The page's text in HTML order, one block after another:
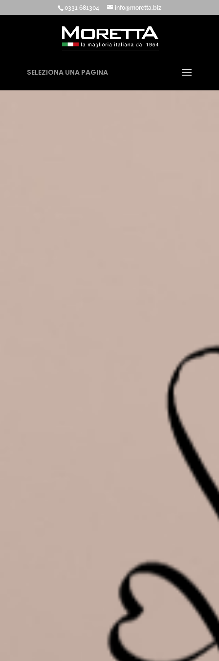
0331 681304 info@moretta.biz
SELEZIONA UNA PAGINA